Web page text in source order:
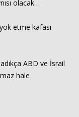
olacak…
etme kafası
ABD ve İsrail
hale